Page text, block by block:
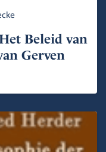
Beleid van
Gerven